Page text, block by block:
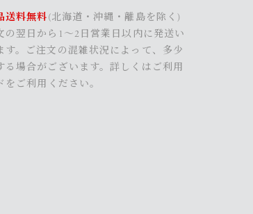
送料無料(北海道・沖縄・離島を除く)
の翌日から1～2日営業日以内に発送い
す。ご注文の混雑状況によって、多少
る場合がございます。詳しくは ご利用
をご利用ください。